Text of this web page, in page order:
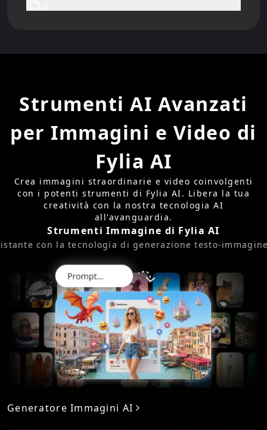
Strumenti AI Avanzati
per Immagini e Video di
Fylia AI
Crea immagini straordinarie e video coinvolgenti
con i potenti strumenti di Fylia AI. Libera la tua
creatività con la nostra tecnologia AI
all'avanguardia.
Strumenti Immagine di Fylia AI
con la tecnologia di generazione testo-
Generatore Immagini AI